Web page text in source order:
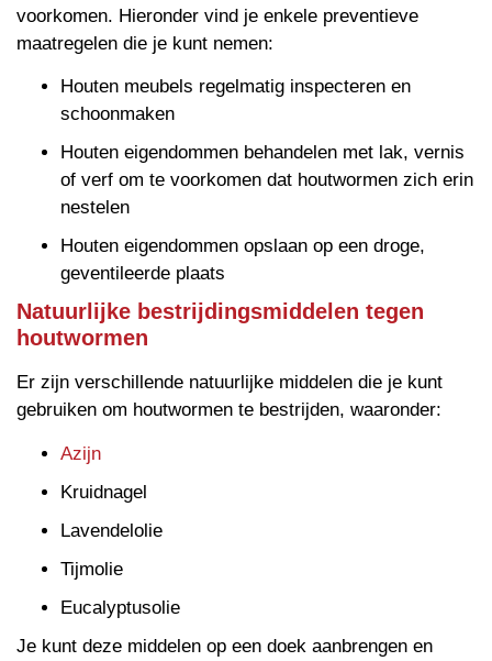
voorkomen. Hieronder vind je enkele preventieve
maatregelen die je kunt nemen:
Houten meubels regelmatig inspecteren en
schoonmaken
Houten eigendommen behandelen met lak, vernis
of verf om te voorkomen dat houtwormen zich erin
nestelen
Houten eigendommen opslaan op een droge,
geventileerde plaats
Natuurlijke bestrijdingsmiddelen tegen
houtwormen
Er zijn verschillende natuurlijke middelen die je kunt
gebruiken om houtwormen te bestrijden, waaronder:
Azijn
Kruidnagel
Lavendelolie
Tijmolie
Eucalyptusolie
Je kunt deze middelen op een doek aanbrengen en